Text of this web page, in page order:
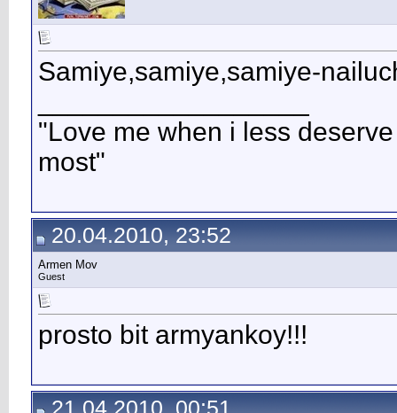
Samiye,samiye,samiye-
"Love me when i less
most"
20.04.2010, 23:52
Armen Mov
Guest
prosto bit armyankoy!!!
21.04.2010, 00:51